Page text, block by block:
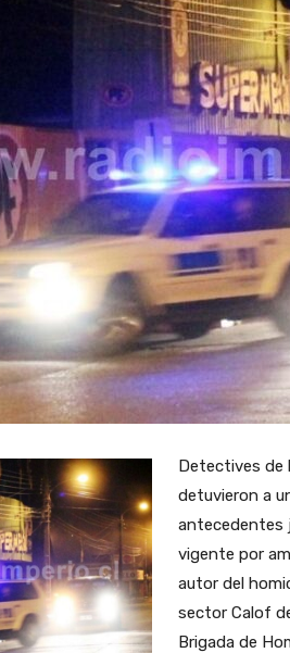
Detectives de
detuvieron a
antecedentes
vigente por
autor del
sector Calof
Brigada de